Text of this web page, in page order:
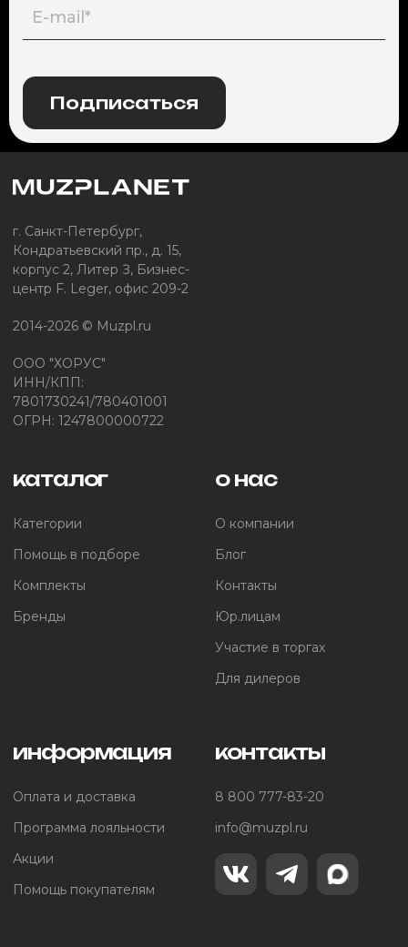
Подписаться
г. Санкт-Петербург,
Кондратьевский пр., д. 15,
корпус 2, Литер З, Бизнес-
центр F. Leger, офис 209-2
2014-2026 © Muzpl.ru
ООО "ХОРУС"
ИНН/КПП:
7801730241/780401001
ОГРН: 1247800000722
каталог
Категории
Помощь в подборе
Комплекты
Бренды
о нас
О компании
Блог
Контакты
Юр.лицам
Участие в торгах
Для дилеров
информация
Оплата и доставка
Программа лояльности
Акции
Помощь покупателям
контакты
8 800 777-83-20
info@muzpl.ru